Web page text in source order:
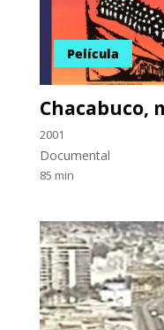
Película
Chacabuco,
2001
Documental
85 min